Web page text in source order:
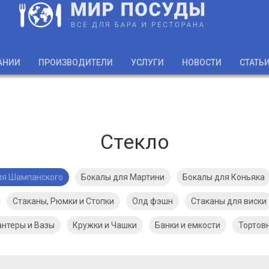
ПРОИЗВОДИТЕЛИ УСЛУГИ НОВОСТИ
Стекло
Шампанского Бокалы для Мартини Бокалы для Коньяка
Стаканы, Рюмки и Стопки Олд фэшн Стаканы для виски
и Вазы Кружки и Чашки Банки и емкости